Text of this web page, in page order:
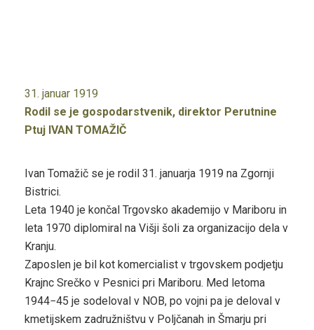
31. januar 1919
Rodil se je gospodarstvenik, direktor Perutnine
Ptuj IVAN TOMAŽIČ
Ivan Tomažič se je rodil 31. januarja 1919 na Zgornji
Bistrici.
Leta 1940 je končal Trgovsko akademijo v Mariboru in
leta 1970 diplomiral na Višji šoli za organizacijo dela v
Kranju.
Zaposlen je bil kot komercialist v trgovskem podjetju
Krajnc Srečko v Pesnici pri Mariboru. Med letoma
1944−45 je sodeloval v NOB, po vojni pa je deloval v
kmetijskem zadružništvu v Poljčanah in Šmarju pri